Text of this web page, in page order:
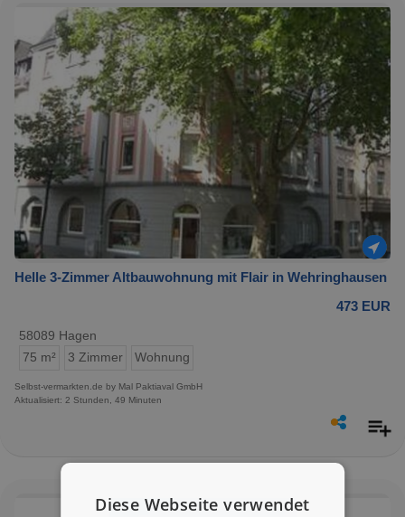
Helle 3-Zimmer Altbauwohnung mit Flair in Wehringhausen
473 EUR
58089 Hagen
75 m²
3 Zimmer Wohnung
Selbst-vermarkten.de by Mal Paktiaval GmbH
Aktualisiert: 2 Stunden, 49 Minuten
Diese Webseite verwendet